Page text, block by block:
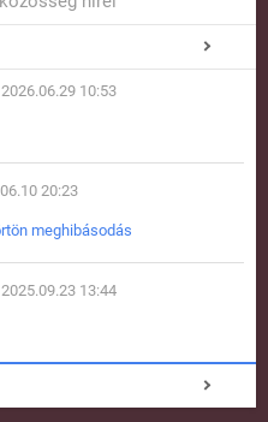
2026.06.29 10:53
20:23
meghibásodás
2025.09.23 13:44